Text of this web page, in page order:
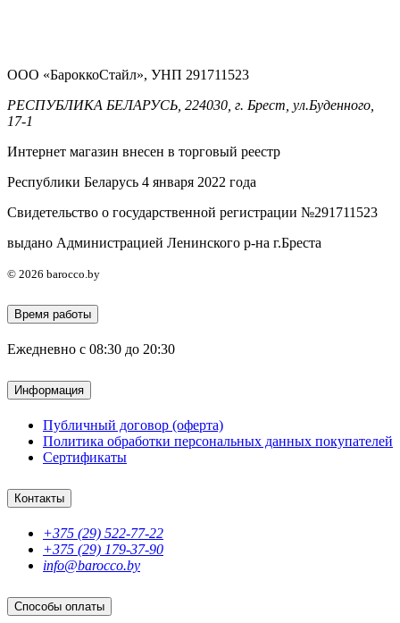
ООО «БароккоСтайл», УНП 291711523
РЕСПУБЛИКА БЕЛАРУСЬ, 224030, г. Брест, ул.Буденного,
17-1
Интернет магазин внесен в торговый реестр
Республики Беларусь 4 января 2022 года
Свидетельство о государственной регистрации №291711523
выдано Администрацией Ленинского р-на г.Бреста
© 2026 barocco.by
Время работы
Ежедневно с 08:30 до 20:30
Информация
Публичный договор (оферта)
Политика обработки персональных данных покупателей
Сертификаты
Контакты
+375 (29) 522-77-22
+375 (29) 179-37-90
info@barocco.by
Способы оплаты